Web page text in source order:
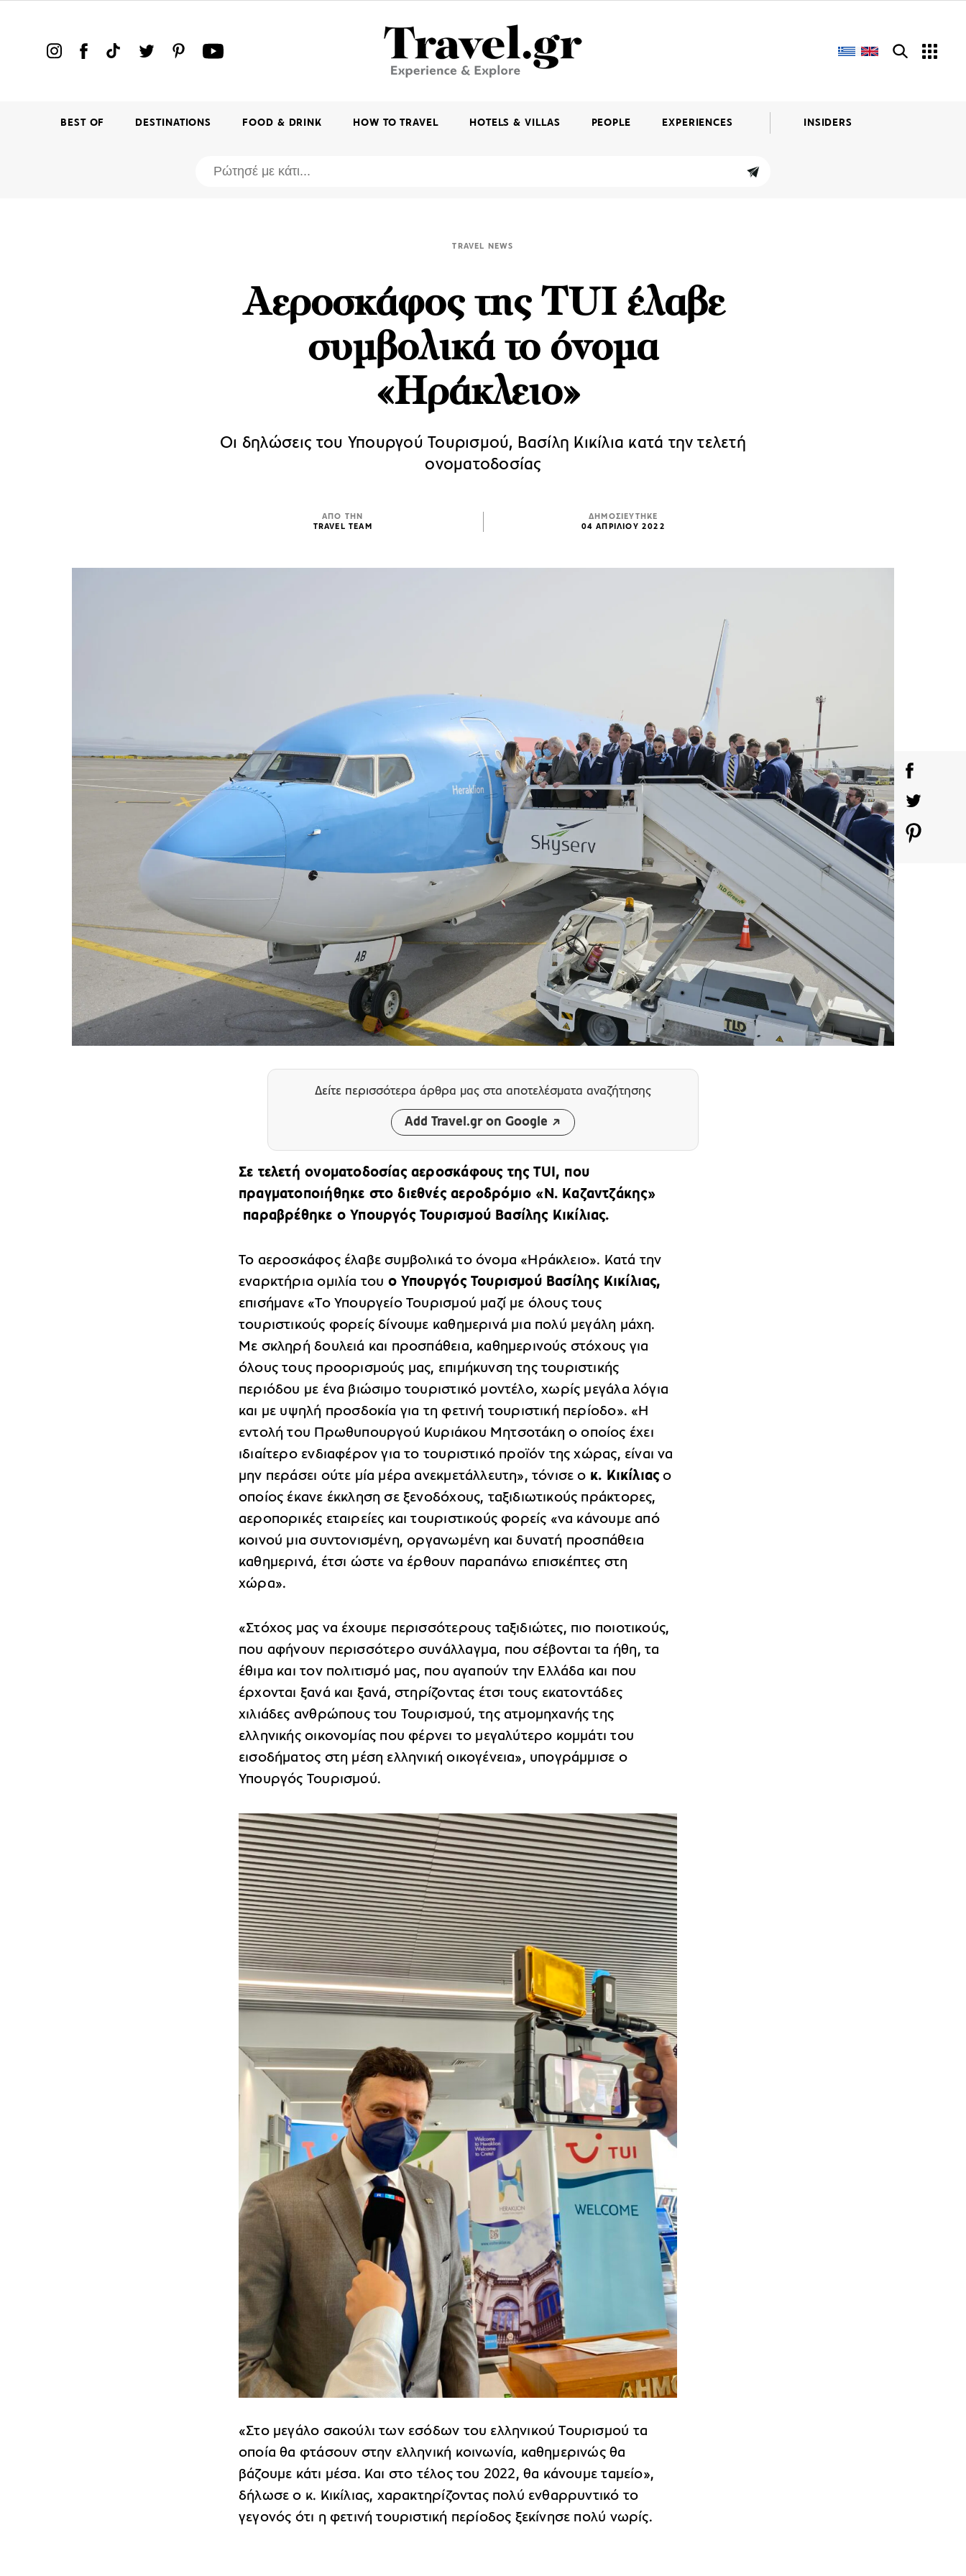
BEST OF DESTINATIONS FOOD & DRINK HOW TO TRAVEL HOTELS & VILLAS PEOPLE EXPERIENCES INSIDERS
TRAVEL NEWS
Aεροσκάφος της TUI έλαβε
συμβολικά το όνομα
«Ηράκλειο»
Οι δηλώσεις του Υπουργού Τουρισμού, Βασίλη Κικίλια κατά την τελετή
ονοματοδοσίας
ΑΠΟ ΤΗΝ
TRAVEL TEAM
ΔΗΜΟΣΙΕΥΤΗΚΕ
04 ΑΠΡΙΛΙΟΥ 2022
Δείτε περισσότερα άρθρα μας στα αποτελέσματα αναζήτησης
Add Travel.gr on Google
Σε τελετή ονοματοδοσίας αεροσκάφους της TUI, που
πραγματοποιήθηκε στο διεθνές αεροδρόμιο «Ν. Καζαντζάκης»
παραβρέθηκε ο Υπουργός Τουρισμού Βασίλης Κικίλιας.
Το αεροσκάφος έλαβε συμβολικά το όνομα «Ηράκλειο». Κατά την
εναρκτήρια ομιλία του ο Υπουργός Τουρισμού Βασίλης Κικίλιας,
επισήμανε «Το Υπουργείο Τουρισμού μαζί με όλους τους
τουριστικούς φορείς δίνουμε καθημερινά μια πολύ μεγάλη μάχη.
Με σκληρή δουλειά και προσπάθεια, καθημερινούς στόχους για
όλους τους προορισμούς μας, επιμήκυνση της τουριστικής
περιόδου με ένα βιώσιμο τουριστικό μοντέλο, χωρίς μεγάλα λόγια
και με υψηλή προσδοκία για τη φετινή τουριστική περίοδο». «Η
εντολή του Πρωθυπουργού Κυριάκου Μητσοτάκη ο οποίος έχει
ιδιαίτερο ενδιαφέρον για το τουριστικό προϊόν της χώρας, είναι να
μην περάσει ούτε μία μέρα ανεκμετάλλευτη», τόνισε ο κ. Κικίλιας ο
οποίος έκανε έκκληση σε ξενοδόχους, ταξιδιωτικούς πράκτορες,
αεροπορικές εταιρείες και τουριστικούς φορείς «να κάνουμε από
κοινού μια συντονισμένη, οργανωμένη και δυνατή προσπάθεια
καθημερινά, έτσι ώστε να έρθουν παραπάνω επισκέπτες στη
χώρα».
«Στόχος μας να έχουμε περισσότερους ταξιδιώτες, πιο ποιοτικούς,
που αφήνουν περισσότερο συνάλλαγμα, που σέβονται τα ήθη, τα
έθιμα και τον πολιτισμό μας, που αγαπούν την Ελλάδα και που
έρχονται ξανά και ξανά, στηρίζοντας έτσι τους εκατοντάδες
χιλιάδες ανθρώπους του Τουρισμού, της ατμομηχανής της
ελληνικής οικονομίας που φέρνει το μεγαλύτερο κομμάτι του
εισοδήματος στη μέση ελληνική οικογένεια», υπογράμμισε ο
Υπουργός Τουρισμού.
«Στο μεγάλο σακούλι των εσόδων του ελληνικού Τουρισμού τα
οποία θα φτάσουν στην ελληνική κοινωνία, καθημερινώς θα
βάζουμε κάτι μέσα. Και στο τέλος του 2022, θα κάνουμε ταμείο»,
δήλωσε ο κ. Κικίλιας, χαρακτηρίζοντας πολύ ενθαρρυντικό το
γεγονός ότι η φετινή τουριστική περίοδος ξεκίνησε πολύ νωρίς.